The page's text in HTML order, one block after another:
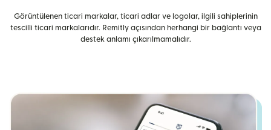
Görüntülenen ticari markalar, ticari adlar ve logolar, ilgili sahiplerinin
tescilli ticari markalarıdır. Remitly açısından herhangi bir bağlantı veya
destek anlamı çıkarılmamalıdır.